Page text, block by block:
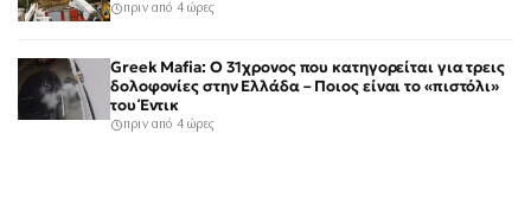
πριν από 4 ώρες
Greek Mafia: Ο 31χρονος που κατηγορείται για τρεις
δολοφονίες στην Ελλάδα – Ποιος είναι το «πιστόλι»
του Έντικ
πριν από 4 ώρες